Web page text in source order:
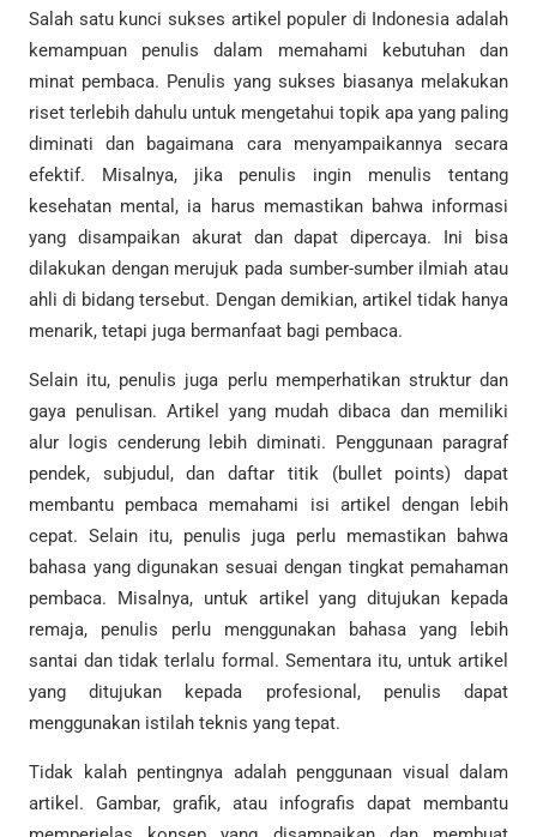
Salah satu kunci sukses artikel populer di Indonesia adalah
kemampuan penulis dalam memahami kebutuhan dan
minat pembaca. Penulis yang sukses biasanya melakukan
riset terlebih dahulu untuk mengetahui topik apa yang paling
diminati dan bagaimana cara menyampaikannya secara
efektif. Misalnya, jika penulis ingin menulis tentang
kesehatan mental, ia harus memastikan bahwa informasi
yang disampaikan akurat dan dapat dipercaya. Ini bisa
dilakukan dengan merujuk pada sumber-sumber ilmiah atau
ahli di bidang tersebut. Dengan demikian, artikel tidak hanya
menarik, tetapi juga bermanfaat bagi pembaca.
Selain itu, penulis juga perlu memperhatikan struktur dan
gaya penulisan. Artikel yang mudah dibaca dan memiliki
alur logis cenderung lebih diminati. Penggunaan paragraf
pendek, subjudul, dan daftar titik (bullet points) dapat
membantu pembaca memahami isi artikel dengan lebih
cepat. Selain itu, penulis juga perlu memastikan bahwa
bahasa yang digunakan sesuai dengan tingkat pemahaman
pembaca. Misalnya, untuk artikel yang ditujukan kepada
remaja, penulis perlu menggunakan bahasa yang lebih
santai dan tidak terlalu formal. Sementara itu, untuk artikel
yang ditujukan kepada profesional, penulis dapat
menggunakan istilah teknis yang tepat.
Tidak kalah pentingnya adalah penggunaan visual dalam
artikel. Gambar, grafik, atau infografis dapat membantu